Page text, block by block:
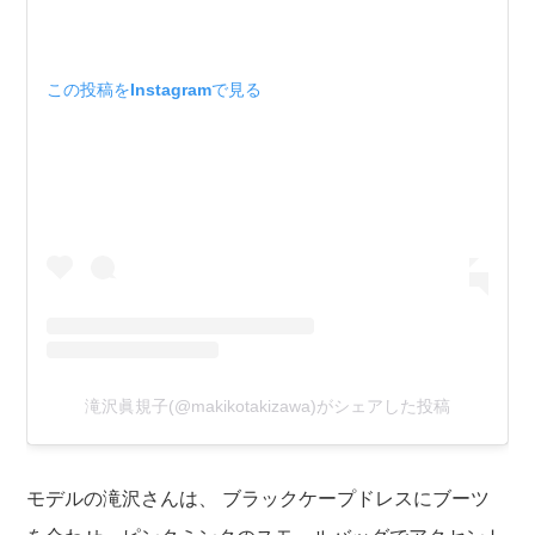
この投稿をInstagramで見る
滝沢眞規子(@makikotakizawa)がシェアした投稿
モデルの滝沢さんは、 ブラックケープドレスにブーツ